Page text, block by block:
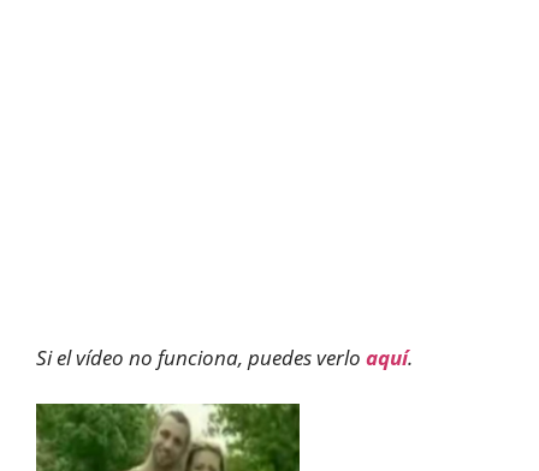
Si el vídeo no funciona, puedes verlo aquí.